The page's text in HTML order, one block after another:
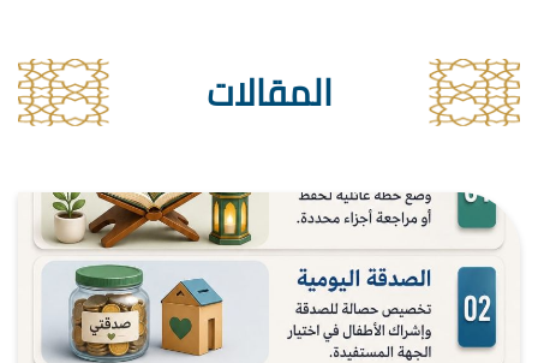
المقالات